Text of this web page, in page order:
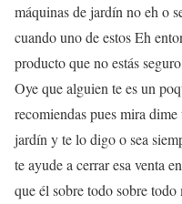
máquinas de jardín no eh o
cuando uno de estos Eh
producto que no estás
Oye que alguien te es un
recomiendas pues mira
jardín y te lo digo o sea
te ayude a cerrar esa venta
que él sobre todo sobre